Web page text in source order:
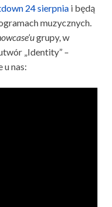
24 sierpnia i będą
muzycznych.
grupy, w
„Identity” –
u nas: